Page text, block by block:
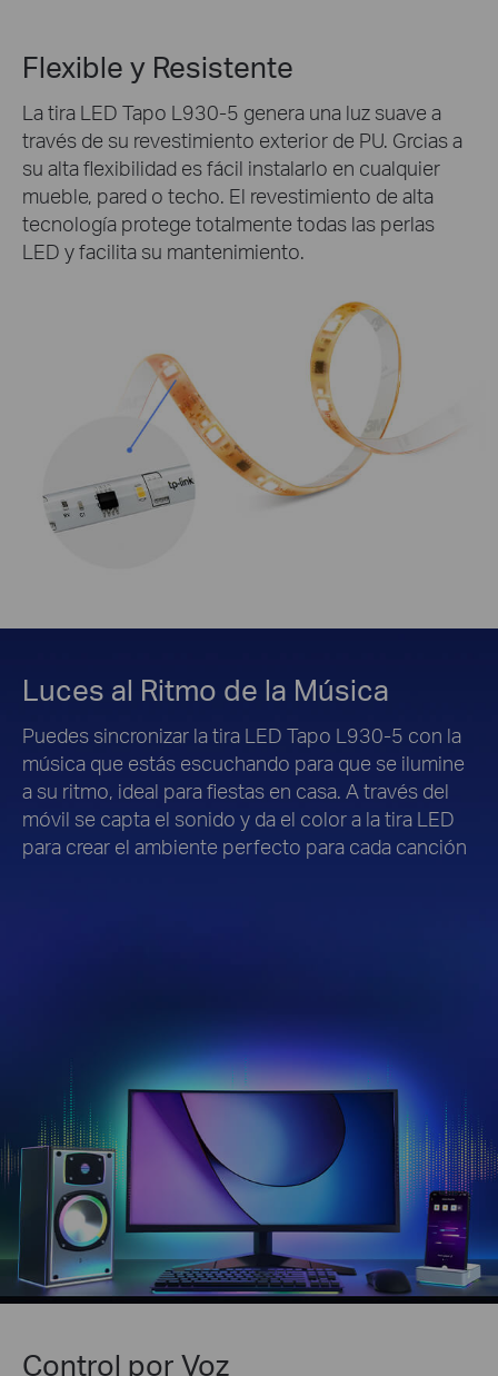
Flexible y Resistente
La tira LED Tapo L930-5 genera una luz suave a
través de su revestimiento exterior de PU. Grcias a
su alta flexibilidad es fácil instalarlo en cualquier
mueble, pared o techo. El revestimiento de alta
tecnología protege totalmente todas las perlas
LED y facilita su mantenimiento.
Luces al Ritmo de la Música
Puedes sincronizar la tira LED Tapo L930-5 con la
música que estás escuchando para que se ilumine
a su ritmo, ideal para fiestas en casa. A través del
móvil se capta el sonido y da el color a la tira LED
para crear el ambiente perfecto para cada canción
Control por Voz